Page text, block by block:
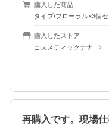
購入した商品
タイプ/フローラル×3個
購入したストア
コスメティックナナ